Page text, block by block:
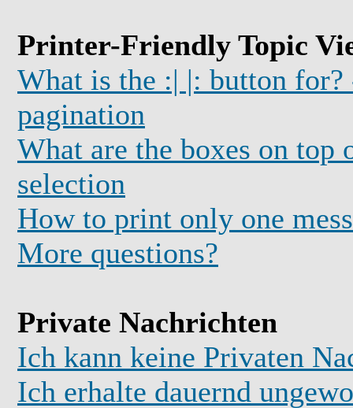
Printer-Friendly Topic
What is the :| |: button
pagination
What are the boxes on top
selection
How to print only one
More questions?
Private Nachrichten
Ich kann keine Privaten
Ich erhalte dauernd